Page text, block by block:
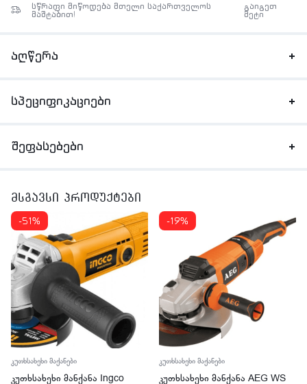
სწრაფი მიწოდება მთელი საქართველოს
მაშტაბით!
გაიგეთ
მეტი
აღწერა
სპეციფიკაციები
შეფასებები
მსგავსი პროდუქტები
-51%
კუთხსახეხი მაქანები
კუთხსახეხი მანქანა Ingco
-19%
კუთხსახეხი მაქანები
კუთხსახეხი მანქანა AEG WS